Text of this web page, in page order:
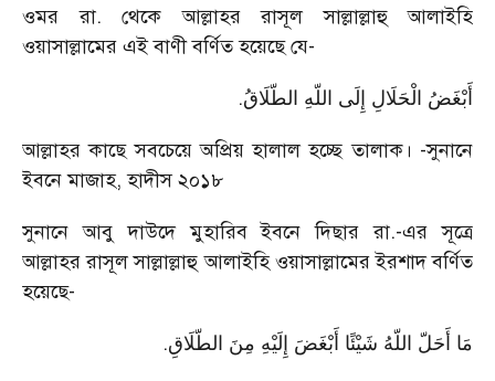
ওমর রা. থেকে আল্লাহর রাসূল সাল্লাল্লাহু আলাইহি
ওয়াসাল্লামের এই বাণী বর্ণিত হয়েছে যে-
أَبْغَضُ الْحَلَالِ إِلَى اللّهِ الطّلَاقُ.
আল্লাহর কাছে সবচেয়ে অপ্রিয় হালাল হচ্ছে তালাক। -সুনানে
ইবনে মাজাহ, হাদীস ২০১৮
সুনানে আবু দাউদে মুহারিব ইবনে দিছার রা.-এর সূত্রে
আল্লাহর রাসূল সাল্লাল্লাহু আলাইহি ওয়াসাল্লামের ইরশাদ বর্ণিত
হয়েছে-
مَا أَحَلّ اللّهُ شَيْئًا أَبْغَضَ إِلَيْهِ مِنَ الطّلَاقِ.